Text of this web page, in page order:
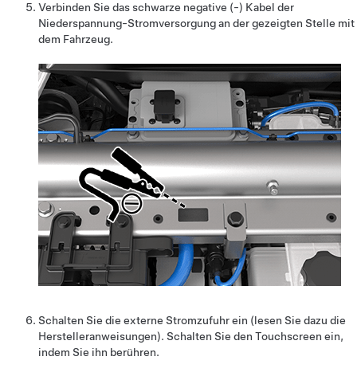
Verbinden Sie das schwarze negative (-) Kabel der
Niederspannung-Stromversorgung an der gezeigten Stelle mit
dem Fahrzeug.
Schalten Sie die externe Stromzufuhr ein (lesen Sie dazu die
Herstelleranweisungen). Schalten Sie den Touchscreen ein,
indem Sie ihn berühren.